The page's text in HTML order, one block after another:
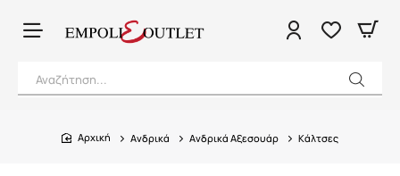
Αναζήτηση...
home
Ανδρικά Ανδρικά Αξεσουάρ Κάλτσες